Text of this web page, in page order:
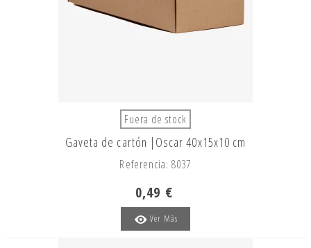
Fuera de stock
Gaveta de cartón |Oscar 40x15x10 cm
Referencia: 8037
0,49 €
Ver Más